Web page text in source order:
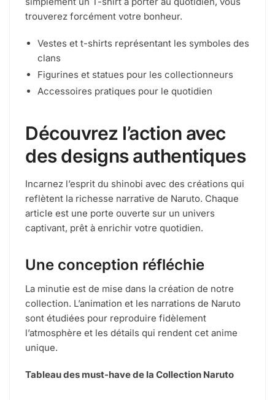
trouverez forcément votre bonheur.
Vestes et t-shirts représentant les symboles des
clans
Figurines et statues pour les collectionneurs
Accessoires pratiques pour le quotidien
Découvrez l’action avec
des designs authentiques
Incarnez l’esprit du shinobi avec des créations qui
reflètent la richesse narrative de Naruto. Chaque
article est une porte ouverte sur un univers
captivant, prêt à enrichir votre quotidien.
Une conception réfléchie
La minutie est de mise dans la création de notre
collection. L’animation et les narrations de Naruto
sont étudiées pour reproduire fidèlement
l’atmosphère et les détails qui rendent cet anime
unique.
Tableau des must-have de la Collection Naruto